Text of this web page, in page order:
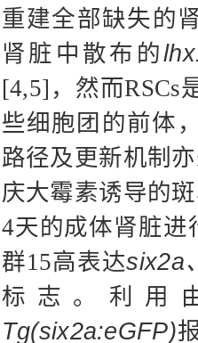
重建全部缺失的
肾脏中散布的
[4,5]，然而RSCs
些细胞团的前体
路径及更新机制
庆大霉素诱导的
4天的成体肾脏进
群15高表达six2a
标志。利用
Tg(six2a:eGFP)